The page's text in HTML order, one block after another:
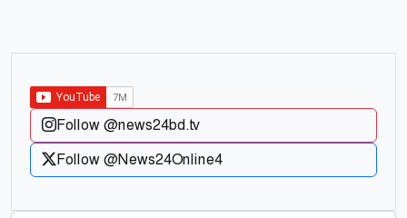
Follow @news24bd.tv
Follow @News24Online4